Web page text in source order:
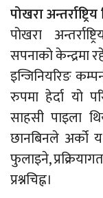
पोखरा
पोखरा
सपनाको केन्द्रमा
इन्जिनियरिङ
रुपमा हेर्दा यो
साहसी पाइला
छानबिनले अर्को
फुलाइने,
प्रश्नचिह्न।